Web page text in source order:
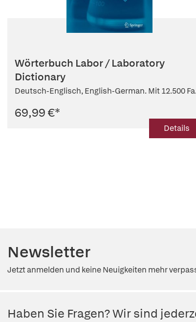
Wörterbuch Labor / Laboratory
Dictionary
Deutsch-Englisch, English-German. Mit 12.500
69,99 €*
Details
Newsletter
Jetzt anmelden und keine Neuigkeiten mehr
Haben Sie Fragen? Wir sind